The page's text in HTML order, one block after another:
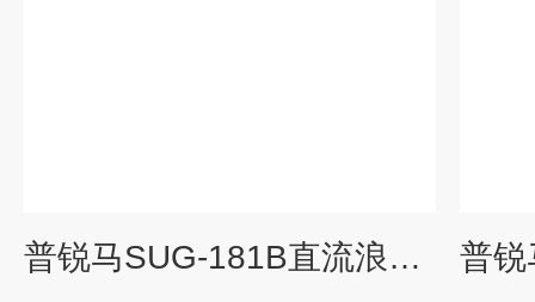
普锐马SUG-181B直流浪涌发生器